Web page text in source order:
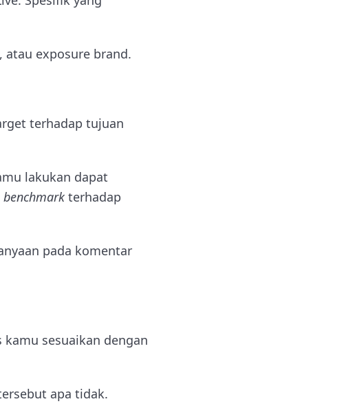
exposure brand.
terhadap tujuan
lakukan dapat
benchmark terhadap
pada komentar
sesuaikan dengan
apa tidak.